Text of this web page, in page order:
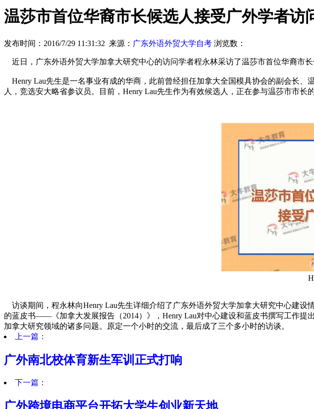
温莎市首位华裔市长候选人接受广外学者访
发布时间：2016/7/29 11:31:32 来源： 广东外语外贸大学自考 浏览数：
近日，广东外语外贸大学加拿大研究中心的访问学者程永林采访了温莎市首位华裔市
Henry Lau先生是一名事业有成的华商，此前曾经担任加拿大全国模具协会的副会长
人，竞选安大略省参议员。目前，Henry Lau先生作为有效候选人，正在参与温莎市市长的
访谈期间，程永林向Henry Lau先生详细介绍了广东外语外贸大学加拿大研究中心建
的蓝皮书——《加拿大发展报告（2014）》，Henry Lau对中心建设和蓝皮书撰写工作提
加拿大研究领域的诸多问题。原定一个小时的交流，最后成了三个多小时的访谈。
上一篇：
广外南北校体育新生军训正式打响
下一篇：
广外跨境电商平台开拓大学生创业新天地